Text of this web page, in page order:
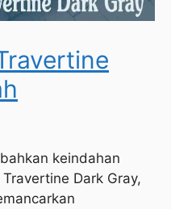
keindahan
Dark Gray,